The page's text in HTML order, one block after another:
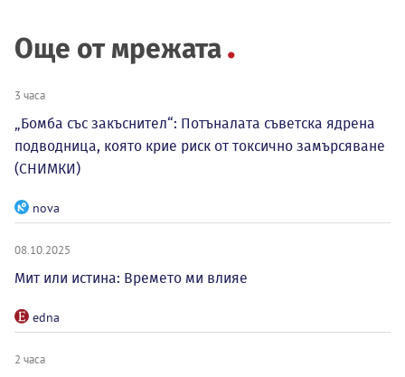
Още от мрежата
3 часа
„Бомба със закъснител“: Потъналата съветска ядрена
подводница, която крие риск от токсично замърсяване
(СНИМКИ)
nova
08.10.2025
Мит или истина: Времето ми влияе
edna
2 часа